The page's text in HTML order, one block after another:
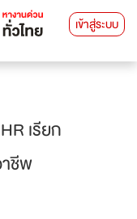
เข้าสู่ระบบ
เรียก
ชีพ